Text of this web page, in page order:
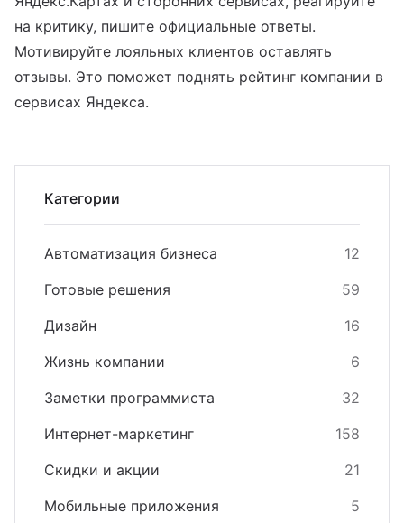
на критику, пишите официальные ответы.
Мотивируйте лояльных клиентов оставлять
отзывы. Это поможет поднять рейтинг компании в
сервисах Яндекса.
Категории
Автоматизация бизнеса
12
Готовые решения
59
Дизайн
16
Жизнь компании
6
Заметки программиста
32
Интернет-маркетинг
158
Скидки и акции
21
Мобильные приложения
5